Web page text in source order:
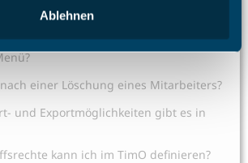
Ablehnen
mir bestimmte Menüpunkte und
einer Löschung eines Mitarbeiters?
und Exportmöglichkeiten gibt es in
kann ich im TimO definieren?